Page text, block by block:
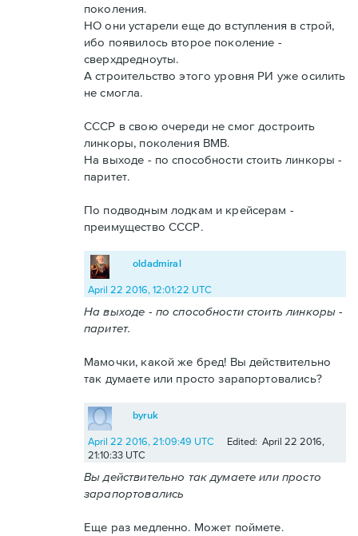
поколения.
НО они устарели еще до вступления в строй,
ибо появилось второе поколение -
сверхдредноуты.
А строительство этого уровня РИ уже осилить
не смогла.
СССР в свою очереди не смог достроить
линкоры, поколения ВМВ.
На выходе - по способности стоить линкоры -
паритет.
По подводным лодкам и крейсерам -
преимущество СССР.
oldadmiral
April 22 2016, 12:01:22 UTC
На выходе - по способности стоить линкоры -
паритет.
Мамочки, какой же бред! Вы действительно
так думаете или просто зарапортовались?
byruk
April 22 2016, 21:09:49 UTC
Edited: April 22 2016,
21:10:33 UTC
Вы действительно так думаете или просто
зарапортовались
Еще раз медленно. Может поймете.